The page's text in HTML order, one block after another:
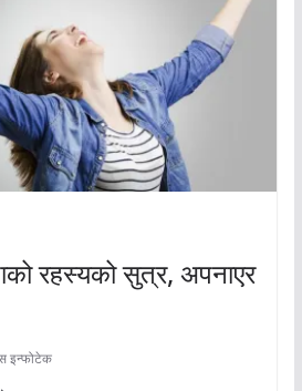
रहस्यको सुत्र, अपनाएर
इन्फोटेक